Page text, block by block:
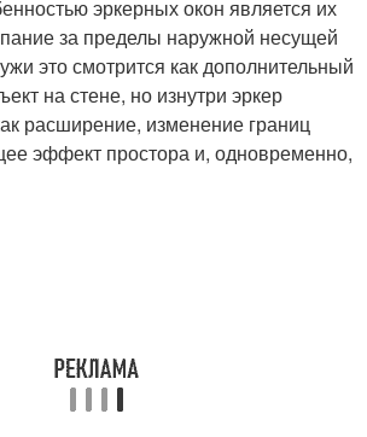
эркерных окон является их
за пределы наружной несущей
это смотрится как дополнительный
на стене, но изнутри эркер
расширение, изменение границ
эффект простора и, одновременно,